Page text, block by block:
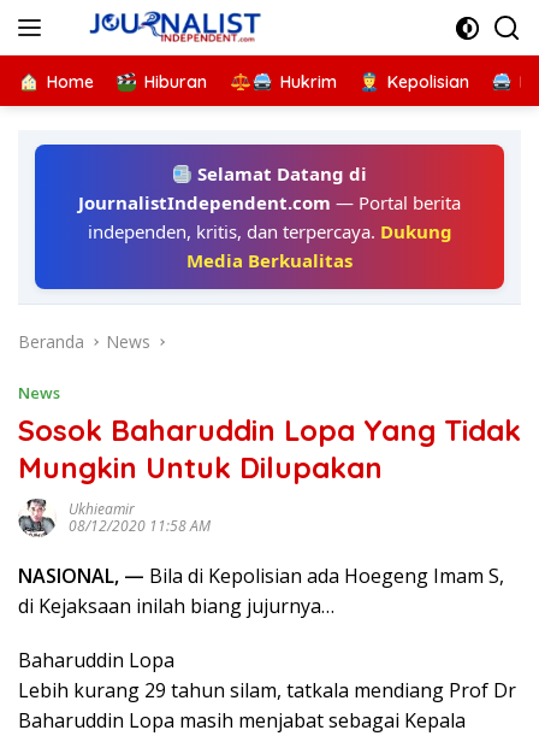
Home Hiburan Hukrim Kepolisian
Selamat Datang di
JournalistIndependent.com — Portal berita
independen, kritis, dan terpercaya. Dukung
Media Berkualitas
Beranda News
News
Sosok Baharuddin Lopa Yang Tidak
Mungkin Untuk Dilupakan
Ukhieamir
08/12/2020 11:58 AM
NASIONAL, — Bila di Kepolisian ada Hoegeng Imam S,
di Kejaksaan inilah biang jujurnya…
Baharuddin Lopa
Lebih kurang 29 tahun silam, tatkala mendiang Prof Dr
Baharuddin Lopa masih menjabat sebagai Kepala